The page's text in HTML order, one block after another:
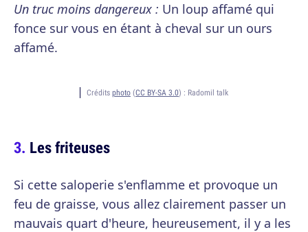
Un truc moins dangereux : Un loup affamé qui
fonce sur vous en étant à cheval sur un ours
affamé.
Crédits photo (CC BY-SA 3.0) : Radomil talk
Les friteuses
Si cette saloperie s'enflamme et provoque un
feu de graisse, vous allez clairement passer un
mauvais quart d'heure, heureusement, il y a les